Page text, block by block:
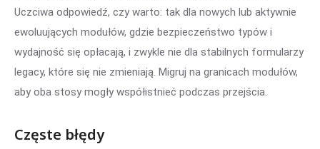
Uczciwa odpowiedź, czy warto: tak dla nowych lub aktywnie
ewoluujących modułów, gdzie bezpieczeństwo typów i
wydajność się opłacają, i zwykle nie dla stabilnych formularzy
legacy, które się nie zmieniają. Migruj na granicach modułów,
aby oba stosy mogły współistnieć podczas przejścia.
Częste błędy